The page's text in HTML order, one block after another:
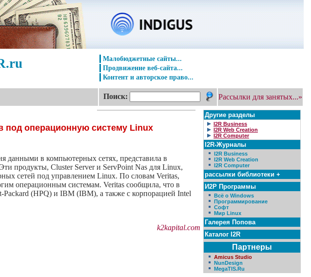
Малобюджетные сайты...
Продвижение веб-сайта...
Контент и авторское право...
Поиск: Рассылки для занятых...»
под операционную систему Linux
данными в компьютерных сетях, представила в
продукты, Cluster Server и ServPoint Nas для Linux,
сетей под управлением Linux. По словам Veritas,
операционным системам. Veritas сообщила, что в
(HPQ) и IBM (IBM), а также с корпорацией Intel
k2kapital.com
Другие разделы
I2R Business
I2R Web Creation
I2R Computer
I2R-Журналы
I2R Business
I2R Web Creation
I2R Computer
рассылки библиотеки +
И2Р Программы
Всё о Windows
Программирование
Софт
Мир Linux
Галерея Попова
Каталог I2R
Партнеры
Amicus Studio
NunDesign
MegaTIS.Ru